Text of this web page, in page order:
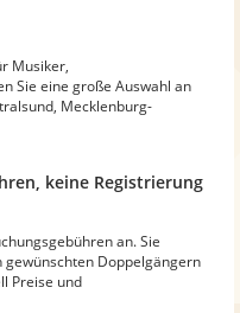
Musiker,
Sie eine große Auswahl an
Mecklenburg-
keine Registrierung
an. Sie
Doppelgängern
Preise und